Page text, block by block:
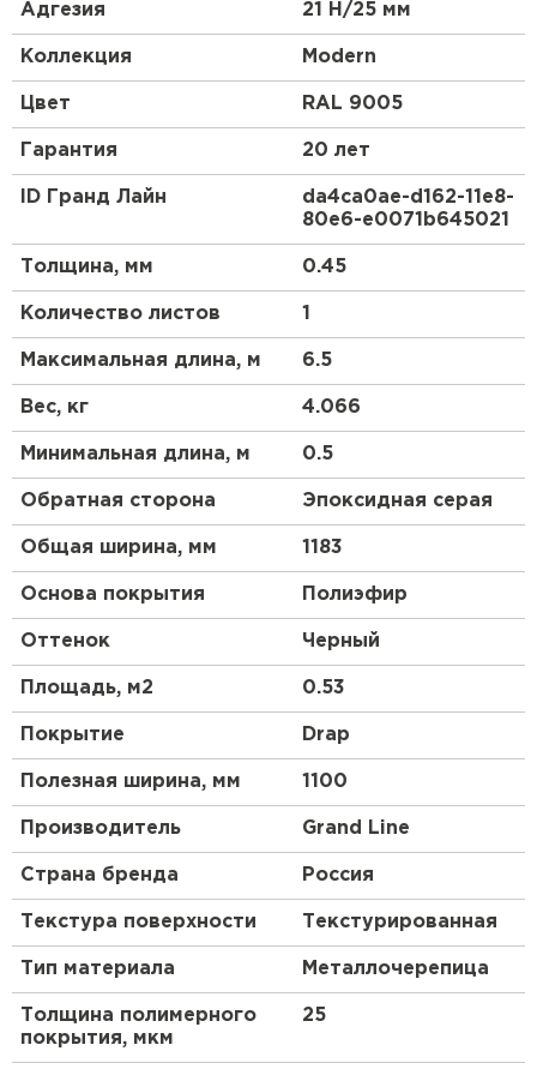
Вашего дома. Красивый и гармоничный внешний
Modern органично сочетаться как с природным
ландшафтом, так и с любым архитектурным
стилем самого дома.
Адгезия 21 Н/25 мм
Коллекция Modern
Цвет RAL 9005
Гарантия 20 лет
ID Гранд Лайн
da4ca0ae-d162-11e8-
80e6-e0071b645021
Толщина, мм 0.45
Количество листов 1
Максимальная длина, м 6.5
Вес, кг 4.066
Минимальная длина, м 0.5
Обратная сторона Эпоксидная серая
Общая ширина, мм 1183
Основа покрытия Полиэфир
Оттенок Черный
Площадь, м2 0.53
Покрытие Drap
Полезная ширина, мм 1100
Производитель Grand Line
Страна бренда Россия
Текстура поверхности Текстурированная
Тип материала Металлочерепица
Толщина полимерного
покрытия, мкм
25